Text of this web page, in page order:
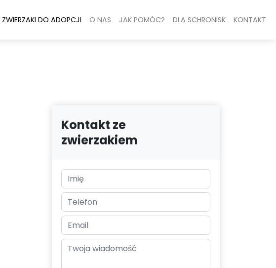
ZWIERZAKI DO ADOPCJI O NAS JAK POMÓC? DLA SCHRONISK KONTAKT
Kontakt ze
zwierzakiem